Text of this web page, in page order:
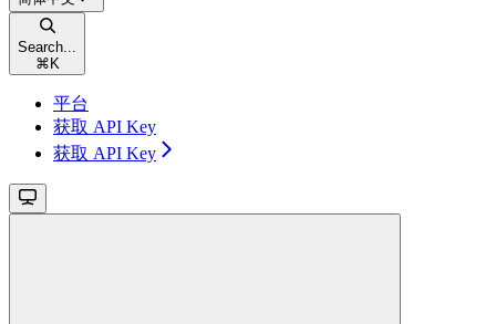
Search...
⌘ K
平台
获取 API Key
获取 API Key